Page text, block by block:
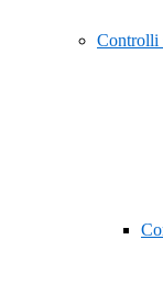
Controlli